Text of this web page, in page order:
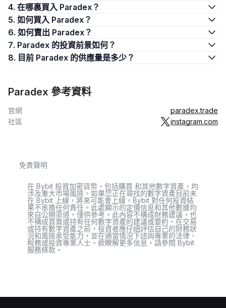
4. 在哪裏買入 Paradex？
5. 如何買入 Paradex？
6. 如何賣出 Paradex？
7. Paradex 的投資前景如何？
8. 目前 Paradex 的供應量是多少？
Paradex 參考資料
官網
paradex.trade
社區
instagram.com
免責聲明
在 Bybit 投資加密貨幣，包括購買 和其他數字資產，均
涉及重大市場風險。如果您正在尋找的數字資產目前未
在 Bybit 上線，將來可能會上線。Bybit 對任何投資結
果不承擔任何責任。此處顯示的定價信息和其他數據均
來自公開渠道，僅供參考。此內容不構成財務建議，也
不構成買賣或持有任何數字資產的建議或要約。在交易
或持有數字資產之前，投資者應仔細評估自己的財務狀
況和風險承受能力，並在適當情況下諮詢專業的法律、
稅務或投資專業人士。欲瞭解更多信息，請參閱 Bybit
服務條款。